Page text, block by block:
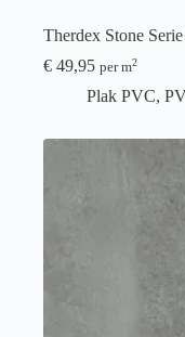
Therdex Stone
€ 49,95 per m2
Plak PVC,